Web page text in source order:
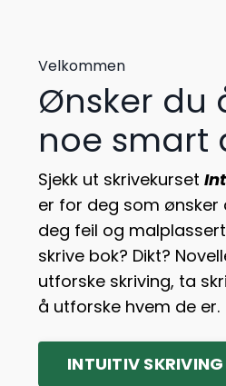
Velkommen
Ønsker du
noe smart
Sjekk ut skrivekurset
er for deg som
deg feil og
skrive bok? Dikt?
utforske skriving, ta
å utforske hvem de er.
INTUITIV